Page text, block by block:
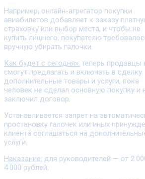
Например, онлайн-агрегатор покупки
авиабилетов добавляет к заказу
страховку или выбор места, и чтобы не
купить лишнего, покупателю
вручную убирать галочки.
Как будет с сегодня»: теперь продавцы
смогут предлагать и включать в сделку
дополнительные товары и услуги, пока
человек не сделал основную покупку и
заключил договор.
Устанавливается запрет на
простановку галочек или иных
клиента соглашаться на
услуги.
Наказание: для руководителей — от 2
4 000 рублей;